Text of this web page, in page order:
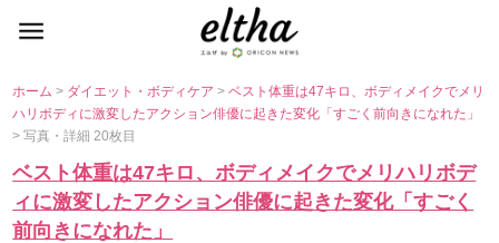
ホーム> ダイエット・ボディケア>ベスト体重は47キロ、ボディメイクでメリ
ハリボディに激変したアクション俳優に起きた変化「すごく前向きになれた」
> 写真・詳細 20枚目
ベスト体重は47キロ、ボディメイクでメリハリボデ
ィに激変したアクション俳優に起きた変化「すごく
前向きになれた」